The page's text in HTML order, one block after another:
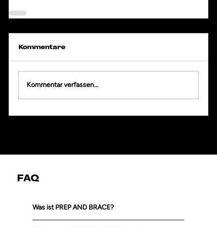
Kommentare
Kommentar verfassen...
FAQ
Was ist PREP AND BRACE?